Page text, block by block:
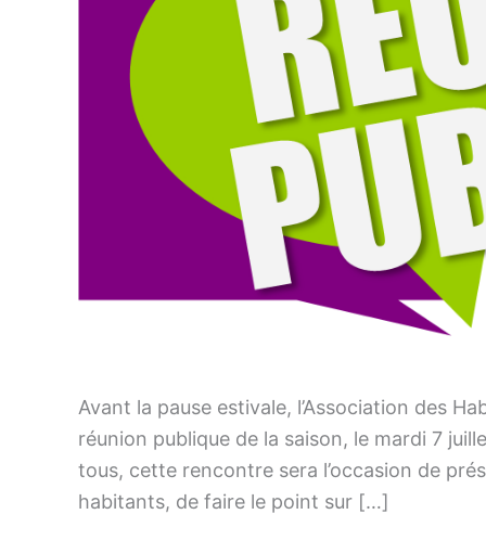
Avant la pause estivale, l’Association des
réunion publique de la saison, le mardi 7
tous, cette rencontre sera l’occasion de
habitants, de faire le point sur […]